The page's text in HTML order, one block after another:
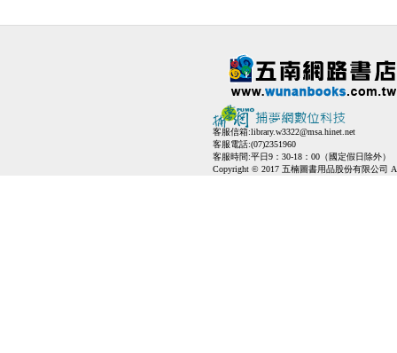
客服信箱:library.w3322@msa.hinet.net
客服電話:(07)2351960
客服時間:平日9：30-18：00（國定假日除外）
Copyright © 2017 五楠圖書用品股份有限公司